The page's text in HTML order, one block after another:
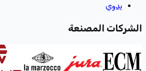
يدوي
الشركات المصنعة